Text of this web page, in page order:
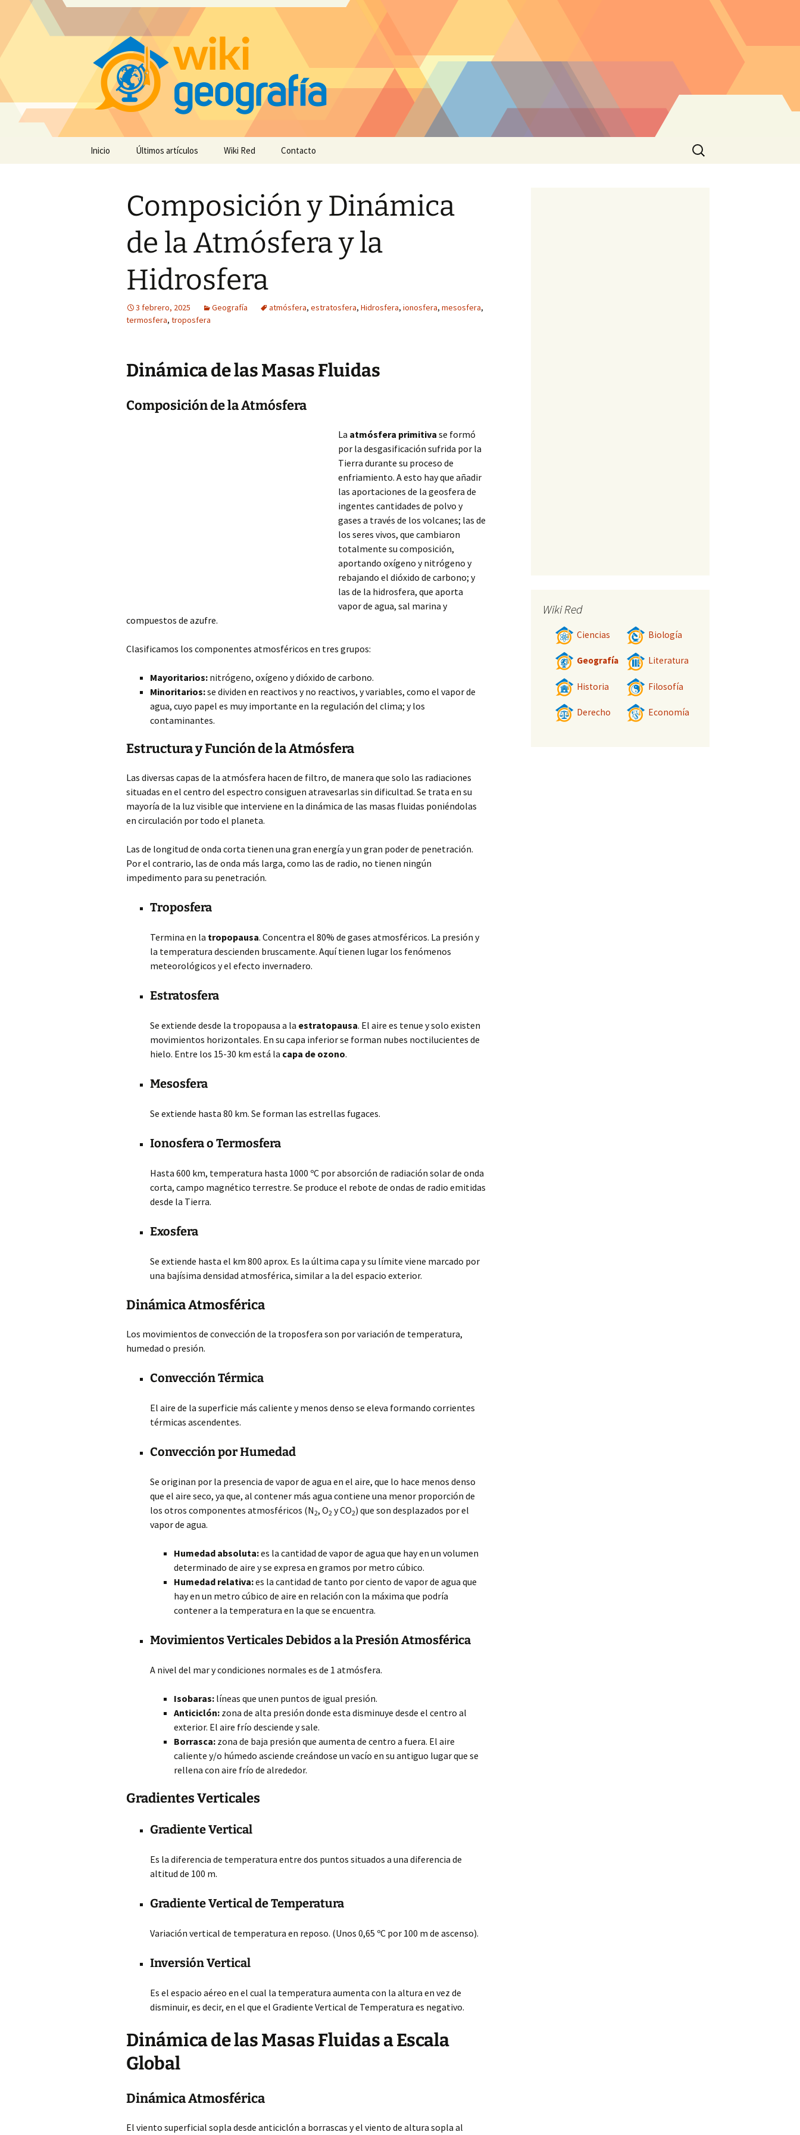
Inicio Últimos artículos Wiki Red Contacto
Buscar:
Composición y Dinámica
de la Atmósfera y la
Hidrosfera
3 febrero, 2025 Geografía atmósfera, estratosfera, Hidrosfera, ionosfera, mesosfera,
termosfera, troposfera
Dinámica de las Masas Fluidas
Composición de la Atmósfera
La atmósfera primitiva se formó
por la desgasificación sufrida por la
Tierra durante su proceso de
enfriamiento. A esto hay que añadir
las aportaciones de la geosfera de
ingentes cantidades de polvo y
gases a través de los volcanes; las de
los seres vivos, que cambiaron
totalmente su composición,
aportando oxígeno y nitrógeno y
rebajando el dióxido de carbono; y
las de la hidrosfera, que aporta
vapor de agua, sal marina y
compuestos de azufre.
Clasificamos los componentes atmosféricos en tres grupos:
Mayoritarios: nitrógeno, oxígeno y dióxido de carbono.
Minoritarios:se dividen en reactivos y no reactivos, y variables, como el vapor de
agua, cuyo papel es muy importante en la regulación del clima; y los
contaminantes.
Estructura y Función de la Atmósfera
Las diversas capas de la atmósfera hacen de filtro, de manera que solo las radiaciones
situadas en el centro del espectro consiguen atravesarlas sin dificultad. Se trata en su
mayoría de la luz visible que interviene en la dinámica de las masas fluidas poniéndolas
en circulación por todo el planeta.
Las de longitud de onda corta tienen una gran energía y un gran poder de penetración.
Por el contrario, las de onda más larga, como las de radio, no tienen ningún
impedimento para su penetración.
Troposfera
Termina en la tropopausa. Concentra el 80% de gases atmosféricos. La presión y
la temperatura descienden bruscamente. Aquí tienen lugar los fenómenos
meteorológicos y el efecto invernadero.
Estratosfera
Se extiende desde la tropopausa a la estratopausa. El aire es tenue y solo existen
movimientos horizontales. En su capa inferior se forman nubes noctilucientes de
hielo. Entre los 15-30 km está la capa de ozono.
Mesosfera
Se extiende hasta 80 km. Se forman las estrellas fugaces.
Ionosfera o Termosfera
Hasta 600 km, temperatura hasta 1000 ºC por absorción de radiación solar de onda
corta, campo magnético terrestre. Se produce el rebote de ondas de radio emitidas
desde la Tierra.
Exosfera
Se extiende hasta el km 800 aprox. Es la última capa y su límite viene marcado por
una bajísima densidad atmosférica, similar a la del espacio exterior.
Dinámica Atmosférica
Los movimientos de convección de la troposfera son por variación de temperatura,
humedad o presión.
Convección Térmica
El aire de la superficie más caliente y menos denso se eleva formando corrientes
térmicas ascendentes.
Convección por Humedad
Se originan por la presencia de vapor de agua en el aire, que lo hace menos denso
que el aire seco, ya que, al contener más agua contiene una menor proporción de
los otros componentes atmosféricos (N2, O2 y CO2) que son desplazados por el
vapor de agua.
Humedad absoluta:es la cantidad de vapor de agua que hay en un volumen
determinado de aire y se expresa en gramos por metro cúbico.
Humedad relativa:es la cantidad de tanto por ciento de vapor de agua que
hay en un metro cúbico de aire en relación con la máxima que podría
contener a la temperatura en la que se encuentra.
Movimientos Verticales Debidos a la Presión Atmosférica
A nivel del mar y condiciones normales es de 1 atmósfera.
Isobaras: líneas que unen puntos de igual presión.
Anticiclón: zona de alta presión donde esta disminuye desde el centro al
exterior. El aire frío desciende y sale.
Borrasca: zona de baja presión que aumenta de centro a fuera. El aire
caliente y/o húmedo asciende creándose un vacío en su antiguo lugar que se
rellena con aire frío de alrededor.
Gradientes Verticales
Gradiente Vertical
Es la diferencia de temperatura entre dos puntos situados a una diferencia de
altitud de 100 m.
Gradiente Vertical de Temperatura
Variación vertical de temperatura en reposo. (Unos 0,65 ºC por 100 m de ascenso).
Inversión Vertical
Es el espacio aéreo en el cual la temperatura aumenta con la altura en vez de
disminuir, es decir, en el que el Gradiente Vertical de Temperatura es negativo.
Dinámica de las Masas Fluidas a Escala
Global
Dinámica Atmosférica
El viento superficial sopla desde anticiclón a borrascas y el viento de altura sopla al
Wiki Red
Ciencias Biología
Geografía Literatura
Historia Filosofía
Derecho Economía